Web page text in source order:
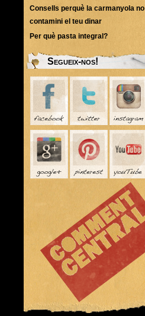
Consells perquè la carmanyola no
contamini el teu dinar
Per què pasta integral?
Segueix-nos!